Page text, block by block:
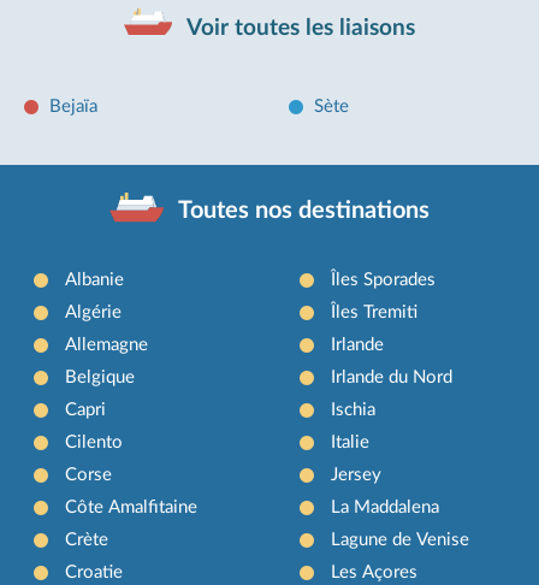
Voir toutes les liaisons
Bejaïa Sète
Toutes nos destinations
Albanie
Algérie
Allemagne
Belgique
Capri
Cilento
Corse
Côte Amalfitaine
Crète
Croatie
Îles Sporades
Îles Tremiti
Irlande
Irlande du Nord
Ischia
Italie
Jersey
La Maddalena
Lagune de Venise
Les Açores